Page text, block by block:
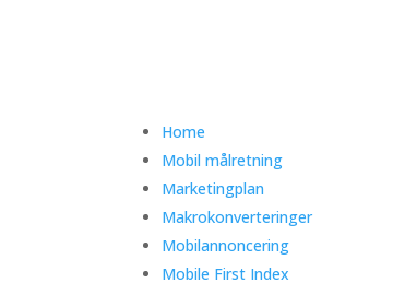
Home
Mobil målretning
Marketingplan
Makrokonverteringer
Mobilannoncering
Mobile First Index